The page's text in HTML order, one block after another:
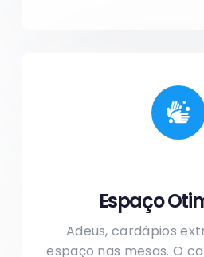
Espaço
Adeus, cardápios
espaço nas mesas. O